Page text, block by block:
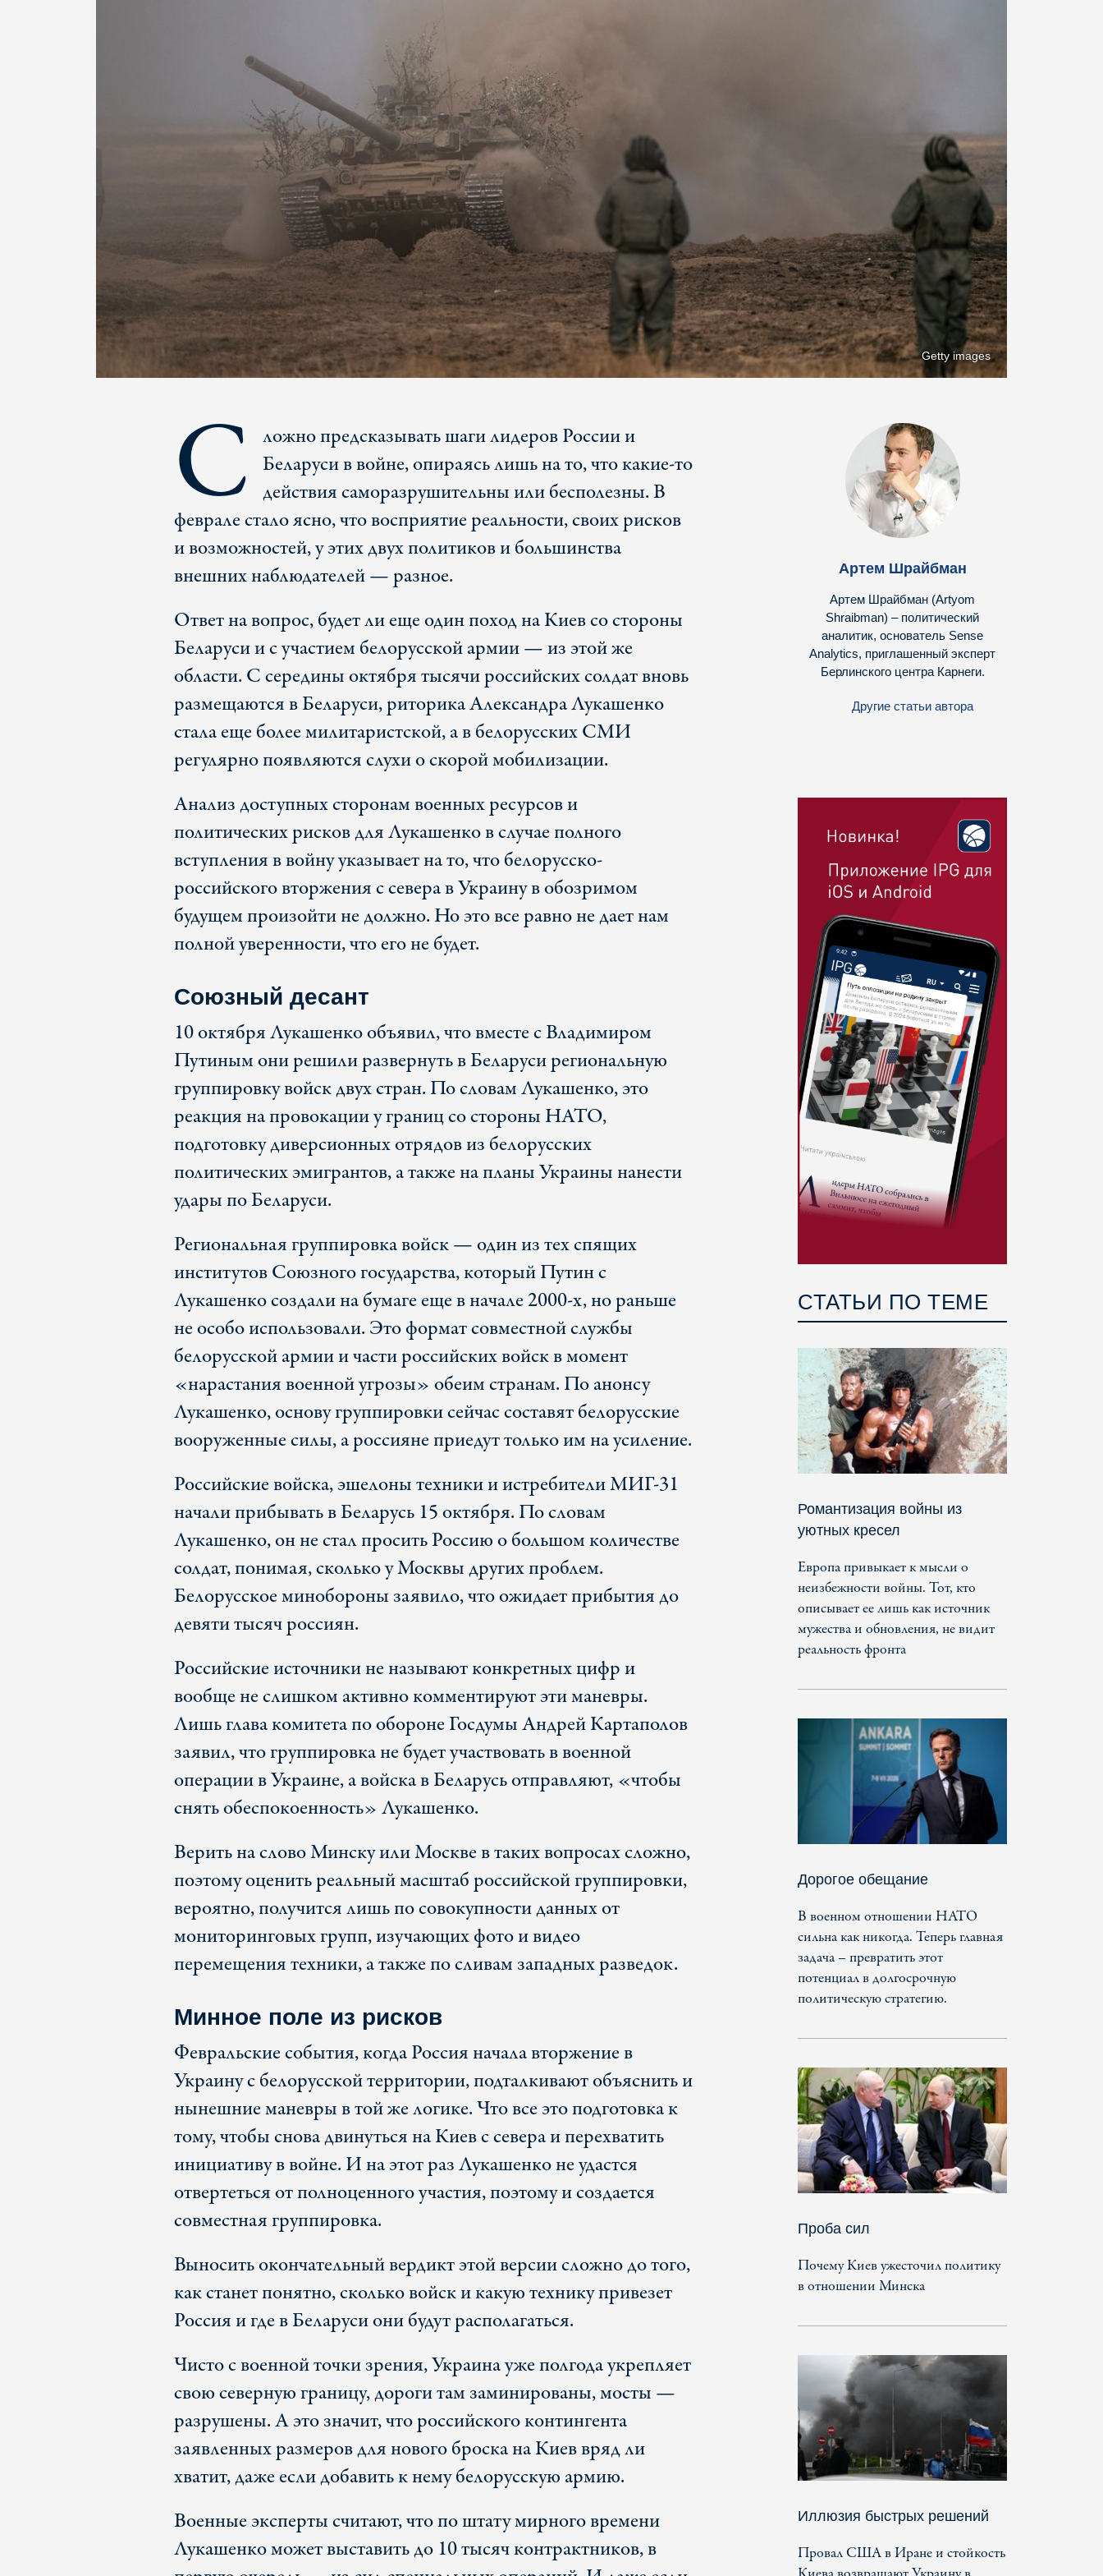
Getty images
С ложно предсказывать шаги лидеров России и
Беларуси в войне, опираясь лишь на то, что какие-то
действия саморазрушительны или бесполезны. В
феврале стало ясно, что восприятие реальности, своих рисков
и возможностей, у этих двух политиков и большинства
внешних наблюдателей — разное.
Ответ на вопрос, будет ли еще один поход на Киев со стороны
Беларуси и с участием белорусской армии — из этой же
области. С середины октября тысячи российских солдат вновь
размещаются в Беларуси, риторика Александра Лукашенко
стала еще более милитаристской, а в белорусских СМИ
регулярно появляются слухи о скорой мобилизации.
Анализ доступных сторонам военных ресурсов и
политических рисков для Лукашенко в случае полного
вступления в войну указывает на то, что белорусско-
российского вторжения с севера в Украину в обозримом
будущем произойти не должно. Но это все равно не дает нам
полной уверенности, что его не будет.
Союзный десант
10 октября Лукашенко объявил, что вместе с Владимиром
Путиным они решили развернуть в Беларуси региональную
группировку войск двух стран. По словам Лукашенко, это
реакция на провокации у границ со стороны НАТО,
подготовку диверсионных отрядов из белорусских
политических эмигрантов, а также на планы Украины нанести
удары по Беларуси.
Региональная группировка войск — один из тех спящих
институтов Союзного государства, который Путин с
Лукашенко создали на бумаге еще в начале 2000-х, но раньше
не особо использовали. Это формат совместной службы
белорусской армии и части российских войск в момент
«нарастания военной угрозы» обеим странам. По анонсу
Лукашенко, основу группировки сейчас составят белорусские
вооруженные силы, а россияне приедут только им на усиление.
Российские войска, эшелоны техники и истребители МИГ-31
начали прибывать в Беларусь 15 октября. По словам
Лукашенко, он не стал просить Россию о большом количестве
солдат, понимая, сколько у Москвы других проблем.
Белорусское минобороны заявило, что ожидает прибытия до
девяти тысяч россиян.
Российские источники не называют конкретных цифр и
вообще не слишком активно комментируют эти маневры.
Лишь глава комитета по обороне Госдумы Андрей Картаполов
заявил, что группировка не будет участвовать в военной
операции в Украине, а войска в Беларусь отправляют, «чтобы
снять обеспокоенность» Лукашенко.
Верить на слово Минску или Москве в таких вопросах сложно,
поэтому оценить реальный масштаб российской группировки,
вероятно, получится лишь по совокупности данных от
мониторинговых групп, изучающих фото и видео
перемещения техники, а также по сливам западных разведок.
Минное поле из рисков
Февральские события, когда Россия начала вторжение в
Украину с белорусской территории, подталкивают объяснить и
нынешние маневры в той же логике. Что все это подготовка к
тому, чтобы снова двинуться на Киев с севера и перехватить
инициативу в войне. И на этот раз Лукашенко не удастся
отвертеться от полноценного участия, поэтому и создается
совместная группировка.
Выносить окончательный вердикт этой версии сложно до того,
как станет понятно, сколько войск и какую технику привезет
Россия и где в Беларуси они будут располагаться.
Чисто с военной точки зрения, Украина уже полгода укрепляет
свою северную границу, дороги там заминированы, мосты —
разрушены. А это значит, что российского контингента
заявленных размеров для нового броска на Киев вряд ли
хватит, даже если добавить к нему белорусскую армию.
Военные эксперты считают, что по штату мирного времени
Лукашенко может выставить до 10 тысяч контрактников, в
Артем Шрайбман
Артем Шрайбман (Artyom
Shraibman) – политический
аналитик, основатель Sense
Analytics, приглашенный эксперт
Берлинского центра Карнеги.
Другие статьи автора
СТАТЬИ ПО ТЕМЕ
Романтизация войны из
уютных кресел
Европа привыкает к мысли о
неизбежности войны. Тот, кто
описывает ее лишь как источник
мужества и обновления, не видит
реальность фронта
Дорогое обещание
В военном отношении НАТО
сильна как никогда. Теперь главная
задача – превратить этот
потенциал в долгосрочную
политическую стратегию.
Проба сил
Почему Киев ужесточил политику
в отношении Минска
Иллюзия быстрых решений
Провал США в Иране и стойкость